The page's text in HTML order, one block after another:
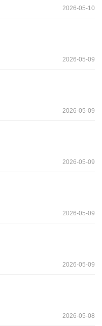
2026-05-10
2026-05-09
2026-05-09
2026-05-09
2026-05-09
2026-05-09
2026-05-08